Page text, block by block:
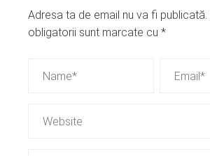
Adresa ta de email nu va fi publicată.
obligatorii sunt marcate cu *